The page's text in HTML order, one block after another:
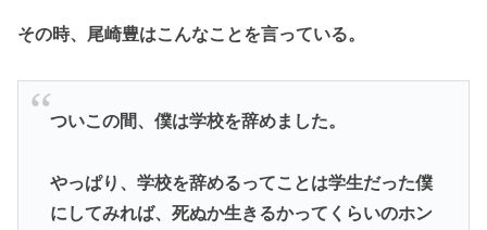
その時、尾崎豊はこんなことを言っている。
ついこの間、僕は学校を辞めました。
やっぱり、学校を辞めるってことは学生だった僕
にしてみれば、死ぬか生きるかってくらいのホン